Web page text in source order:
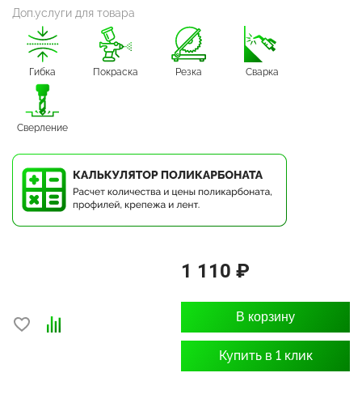
Доп.услуги для товара
Гибка Покраска Резка Сварка
Сверление
1 110 ₽
В корзину
Купить в 1 клик